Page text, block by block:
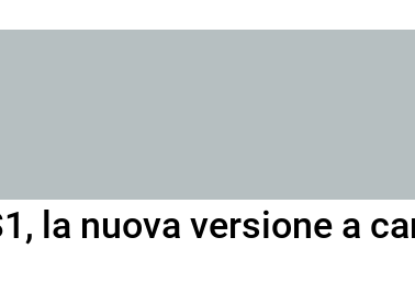
la nuova versione a